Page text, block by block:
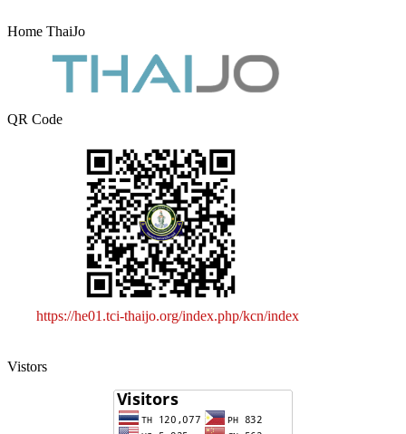
Home ThaiJo
QR Code
https://he01.tci-thaijo.org/index.php/kcn/index
Vistors